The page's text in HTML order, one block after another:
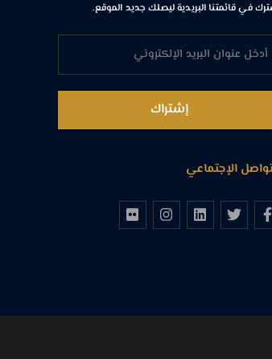
في قائمتنا البريدية ليصلك جديد الموقع.
الإجتماعي